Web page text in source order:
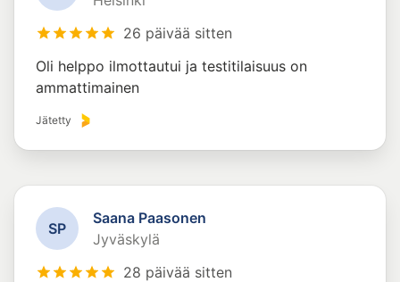
26 päivää sitten
Oli helppo ilmottautui ja testitilaisuus on
ammattimainen
Jätetty
SP
Saana Paasonen
Jyväskylä
28 päivää sitten